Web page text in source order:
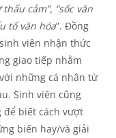
thấu cảm”, “sốc văn
tố văn hóa”. Đồng
viên nhận thức
giao tiếp nhằm
những cá nhân từ
Sinh viên cũng
để biết cách vượt
biến hay/và giải